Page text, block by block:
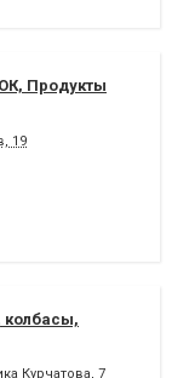
Продукты
19
колбасы,
Курчатова, 7